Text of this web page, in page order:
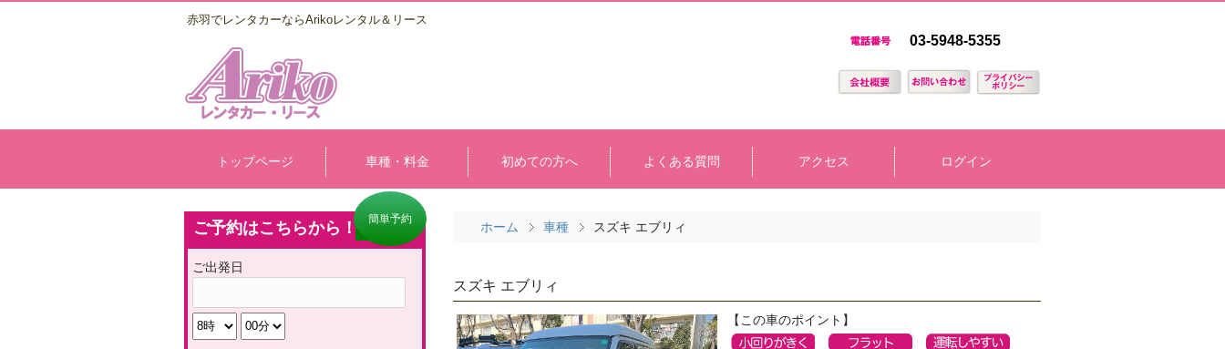
赤羽でレンタカーならArikoレンタル＆リース
03-5948-5355
トップページ 車種・料金 初めての方へ よくある質問 アクセス ログイン
簡単予約
ご予約はこちらから！
ご出発日
ホーム 車種 スズキ エブリィ
スズキ エブリィ
【この車のポイント】